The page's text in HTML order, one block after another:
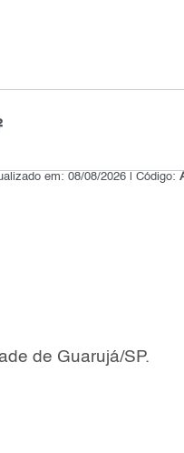
em: 08/08/2026 | Código:
de Guarujá/SP.